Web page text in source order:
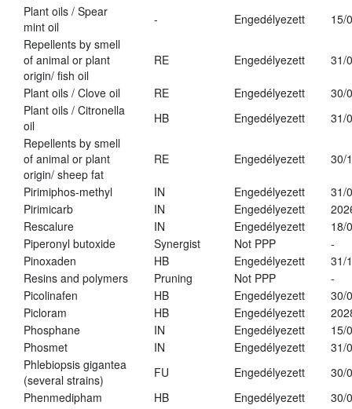
Plant oils / Spear
mint oil
- Engedélyezett
15/
Repellents by smell
of animal or plant
origin/ fish oil
RE Engedélyezett 31/
Plant oils / Clove oil RE Engedélyezett
30/
Plant oils / Citronella
oil
HB Engedélyezett
31/
Repellents by smell
of animal or plant
origin/ sheep fat
RE Engedélyezett 30/
Pirimiphos-methyl IN Engedélyezett
31/
Pirimicarb
IN Engedélyezett
Rescalure
IN Engedélyezett
18/
Piperonyl butoxide
Synergist Not PPP
-
Pinoxaden
HB Engedélyezett
31/
Resins and polymers
Pruning Not PPP
-
Picolinafen
HB Engedélyezett
30/
Picloram
HB Engedélyezett
Phosphane
IN Engedélyezett
15/
Phosmet
IN Engedélyezett
31/
Phlebiopsis gigantea
(several strains)
FU Engedélyezett
30/
Phenmedipham
HB Engedélyezett
30/